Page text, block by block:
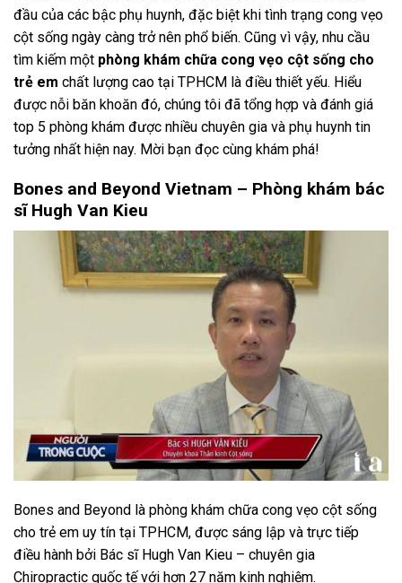
đầu của các bậc phụ huynh, đặc biệt khi tình trạng cong vẹo
cột sống ngày càng trở nên phổ biến. Cũng vì vậy, nhu cầu
tìm kiếm một phòng khám chữa cong vẹo cột sống cho
trẻ em chất lượng cao tại TPHCM là điều thiết yếu. Hiểu
được nỗi băn khoăn đó, chúng tôi đã tổng hợp và đánh giá
top 5 phòng khám được nhiều chuyên gia và phụ huynh tin
tưởng nhất hiện nay. Mời bạn đọc cùng khám phá!
Bones and Beyond Vietnam – Phòng khám bác
sĩ Hugh Van Kieu
Bones and Beyond là phòng khám chữa cong vẹo cột sống
cho trẻ em uy tín tại TPHCM, được sáng lập và trực tiếp
điều hành bởi Bác sĩ Hugh Van Kieu – chuyên gia
Chiropractic quốc tế với hơn 27 năm kinh nghiệm.